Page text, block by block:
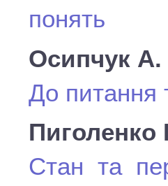
понять
Осипчук А.
До питання
Пиголенко
Стан та